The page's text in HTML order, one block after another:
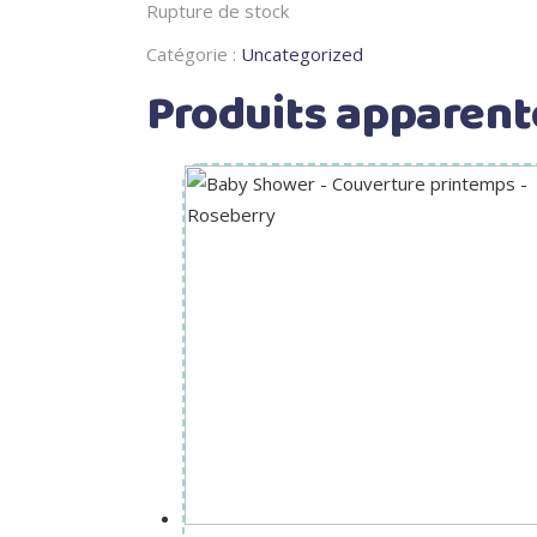
Rupture de stock
Catégorie : Uncategorized
Produits